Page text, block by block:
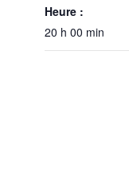
Heure :
20 h 00 min